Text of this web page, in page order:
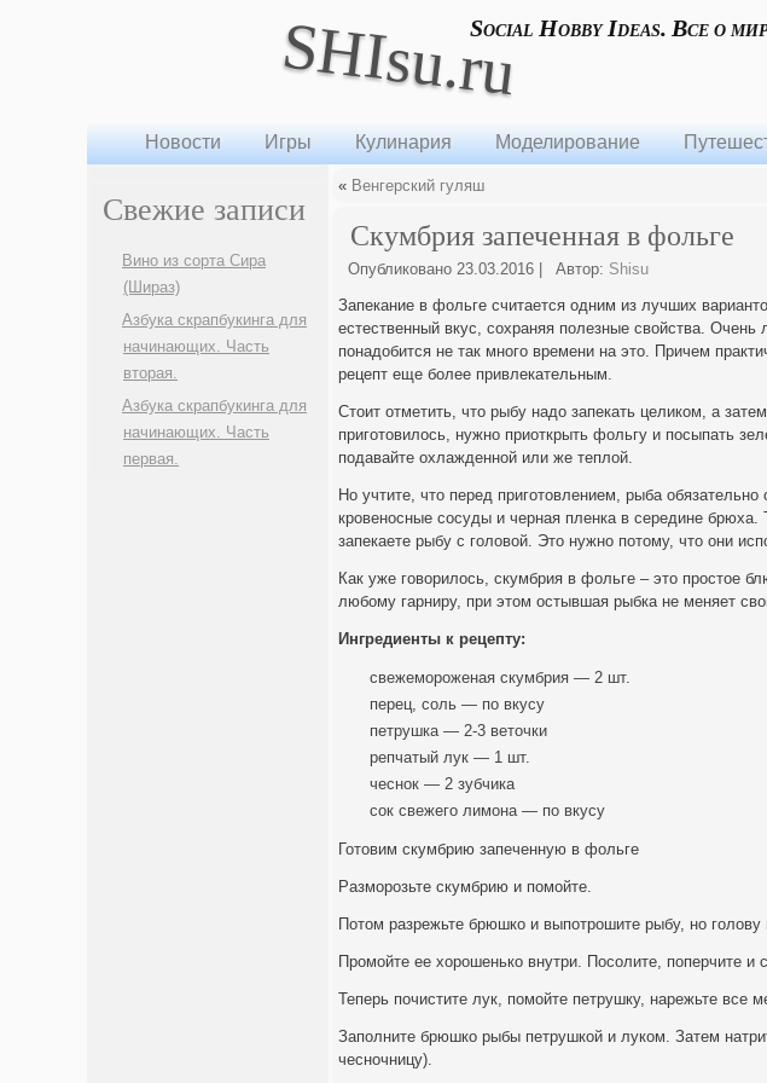
SHIsu.ruSocial Hobby Ideas. Все о
Новости Игры Кулинария Моделирование
Свежие записи
Вино из сорта Сира
(Шираз)
Азбука скрапбукинга для
начинающих. Часть
вторая.
Азбука скрапбукинга для
начинающих. Часть
первая.
« Венгерский гуляш
Скумбрия запеченная в фольге
Опубликовано 23.03.2016 Автор: Shisu
Запекание в фольге считается одним из лучших
естественный вкус, сохраняя полезные свойства.
понадобится не так много времени на это. Причем
рецепт еще более привлекательным.
Стоит отметить, что рыбу надо запекать целиком, а
приготовилось, нужно приоткрыть фольгу и посыпать
подавайте охлажденной или же теплой.
Но учтите, что перед приготовлением, рыба
кровеносные сосуды и черная пленка в середине
запекаете рыбу с головой. Это нужно потому, что они
Как уже говорилось, скумбрия в фольге – это простое
любому гарниру, при этом остывшая рыбка не меняет
Ингредиенты к рецепту:
свежемороженая скумбрия — 2 шт.
перец, соль — по вкусу
петрушка — 2-3 веточки
репчатый лук — 1 шт.
чеснок — 2 зубчика
сок свежего лимона — по вкусу
Готовим скумбрию запеченную в фольге
Разморозьте скумбрию и помойте.
Потом разрежьте брюшко и выпотрошите рыбу, но голову
Промойте ее хорошенько внутри. Посолите, поперчите и
Теперь почистите лук, помойте петрушку, нарежьте все
Заполните брюшко рыбы петрушкой и луком. Затем
чесночницу).